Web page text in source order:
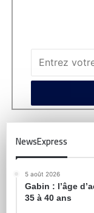
NewsExpress
5 août 2026
Gabin : l’âge
35 à 40 ans